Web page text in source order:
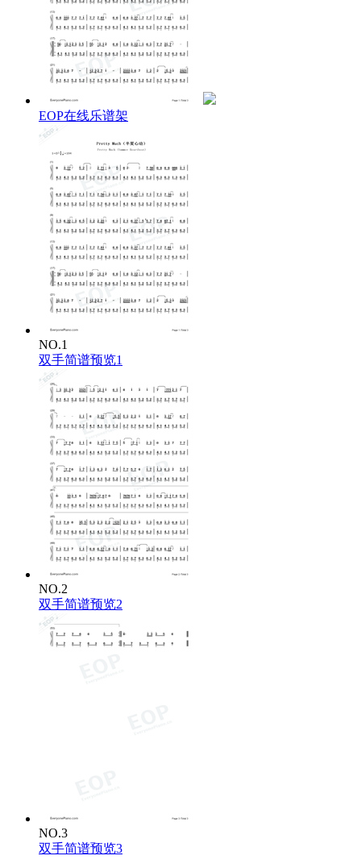
沉默里也有一点甜
There’s a rhythm in the air
空气里像藏着节拍
You don’t even have to try it
你甚至不用刻意做什么
You just make me wanna stare
就让我忍不住一直看着你
I say, “Maybe this is nothing”
我说：“也许这没什么吧
But I’m lying just enough
可这句话刚好是个谎
Cause the more I try to hide it
因为我越想把心事藏好
I get deeper, pretty much
就越陷越深差不多是这样
Maybe it’s your perfume
也许是你身上的香气
Maybe it’s the moonlight
也许是今晚月色太温柔
Maybe I’m just dreaming
But it feels so right
可这一切偏偏刚刚好
I don’t wanna talk too much
我不想说太多
I just wanna feel this rush
只想留住这一阵心动
When your fingers brush brush brush
当你的指尖brush brush brush 轻轻擦过
I forget to breathe enough
我连呼吸都差点忘了
Pretty much, pretty much
也许吧差不多吧
I think I’m into you
我想我是喜欢上你了
Little touch, little rush
一点触碰一阵心跳
Everything feels new
一切都像刚刚开始
Pretty much, pretty much
也许吧差不多吧
大概吧
Don’t know what to do
却不知道该怎么办才好
EOP在线乐谱架
NO.1
双手简谱预览1
NO.2
双手简谱预览2
NO.3
双手简谱预览3